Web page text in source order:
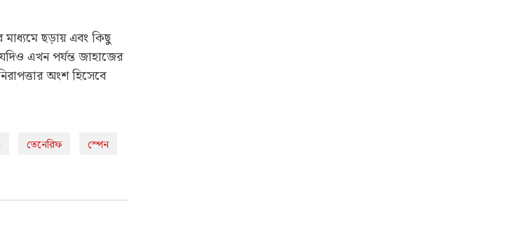
মাধ্যমে ছড়ায় এবং কিছু
এখন পর্যন্ত জাহাজের
অংশ হিসেবে
তেনেরিফ
স্পেন